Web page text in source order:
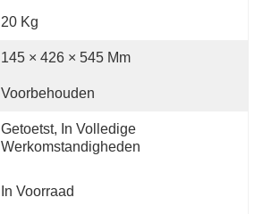
20 Kg
145 × 426 × 545 Mm
Voorbehouden
Getoetst, In Volledige
Werkomstandigheden
In Voorraad